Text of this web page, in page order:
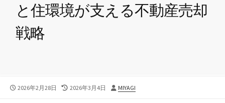
と住環境が支える不動産売却
戦略
公
2026年2月28日
最
2026年3月4日
投
MIYAGI